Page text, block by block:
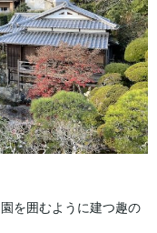
を囲むように建つ趣の